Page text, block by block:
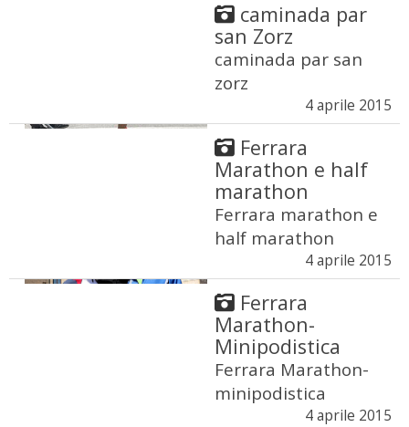
caminada par
san Zorz
caminada par san
zorz
4 aprile 2015
Ferrara
Marathon e half
marathon
Ferrara marathon e
half marathon
4 aprile 2015
Ferrara
Marathon-
Minipodistica
Ferrara Marathon-
minipodistica
4 aprile 2015